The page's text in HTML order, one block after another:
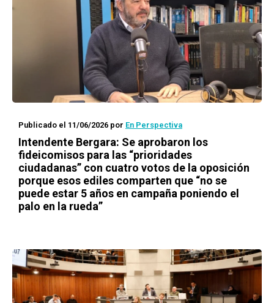
Publicado el 11/06/2026 por En Perspectiva
Intendente Bergara: Se aprobaron los
fideicomisos para las “prioridades
ciudadanas” con cuatro votos de la oposición
porque esos ediles comparten que “no se
puede estar 5 años en campaña poniendo el
palo en la rueda”